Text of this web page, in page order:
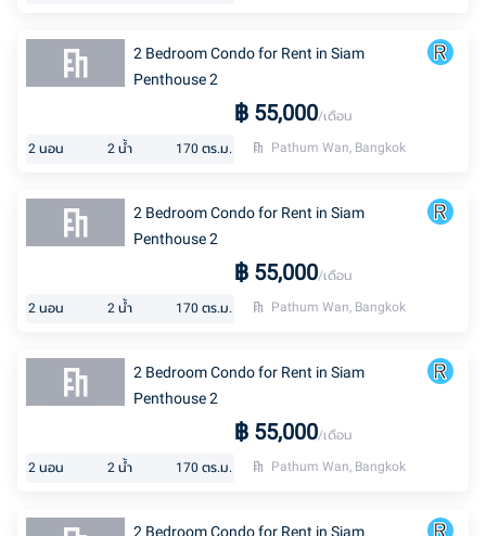
2 Bedroom Condo for Rent in Siam
Penthouse 2
฿ 55,000/เดือน
2 นอน 2 น้ำ 170 ตร.ม. Pathum Wan, Bangkok
2 Bedroom Condo for Rent in Siam
Penthouse 2
฿ 55,000/เดือน
2 นอน 2 น้ำ 170 ตร.ม. Pathum Wan, Bangkok
2 Bedroom Condo for Rent in Siam
Penthouse 2
฿ 55,000/เดือน
2 นอน 2 น้ำ 170 ตร.ม. Pathum Wan, Bangkok
2 Bedroom Condo for Rent in Siam